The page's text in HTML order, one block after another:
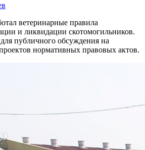
ветеринарные правила
и ликвидации скотомогильников.
публичного обсуждения на
нормативных правовых актов.